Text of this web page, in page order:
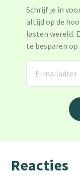
Schrijf je in
altijd op de
lasten wereld.
te besparen
Reacties